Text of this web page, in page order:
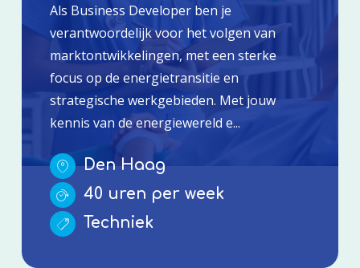
Als Business Developer ben je
verantwoordelijk voor het volgen van
marktontwikkelingen, met een sterke
focus op de energietransitie en
strategische werkgebieden. Met jouw
kennis van de energiewereld e...
Den Haag
40 uren per week
Techniek